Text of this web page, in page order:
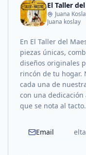
El Taller
Juana
Juana koslay
En El Taller del
piezas únicas,
diseños originales
rincón de tu hogar.
cada una de
con una
que se nota al tacto.
Email